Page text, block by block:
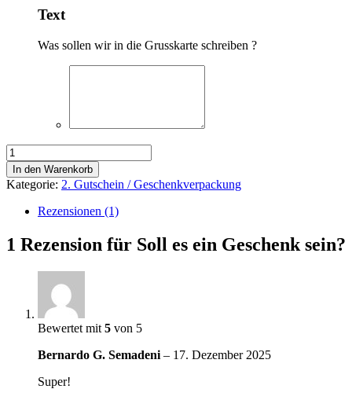
Text
Was sollen wir in die Grusskarte schreiben ?
Soll
es
ein
Geschenk
sein?
Menge
In den Warenkorb
Kategorie: 2. Gutschein / Geschenkverpackung
Rezensionen (1)
1 Rezension für Soll es ein Geschenk sein?
Bewertet mit 5 von 5
Bernardo G. Semadeni – 17. Dezember 2025
Super!